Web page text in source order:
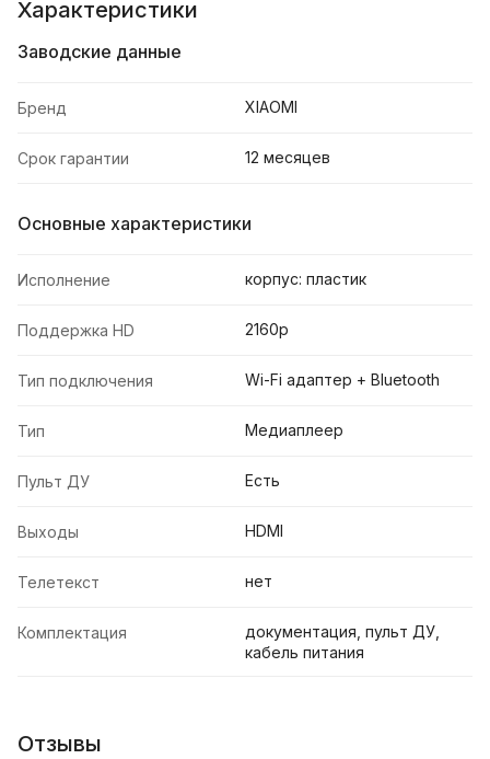
Характеристики
Заводские данные
Бренд XIAOMI
Срок гарантии 12 месяцев
Основные характеристики
Исполнение корпус: пластик
Поддержка HD 2160p
Тип подключения Wi-Fi адаптер + Bluetooth
Тип Медиаплеер
Пульт ДУ Есть
Выходы HDMI
Телетекст нет
Комплектация
документация, пульт ДУ,
кабель питания
Отзывы